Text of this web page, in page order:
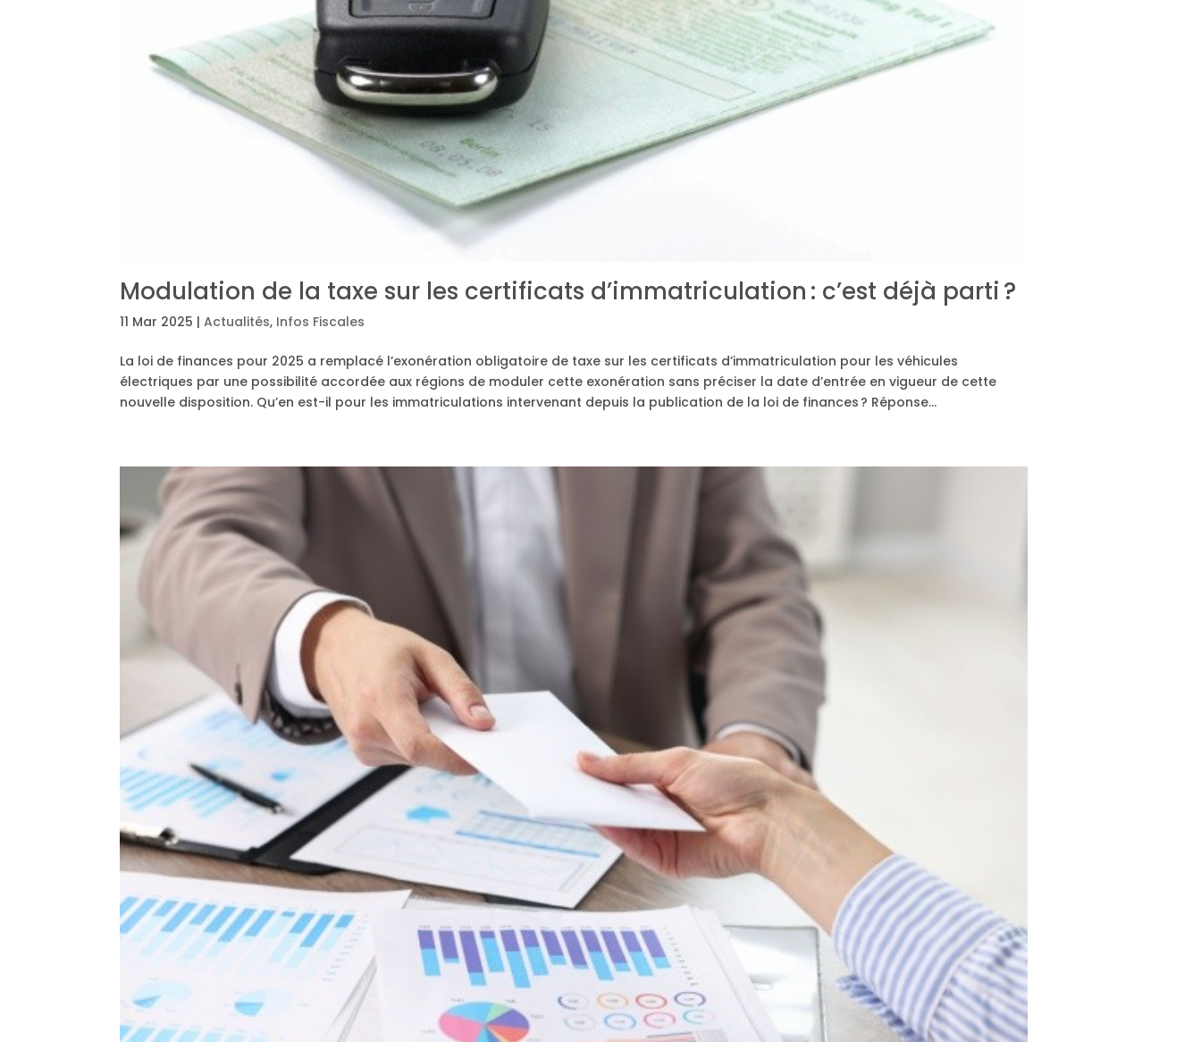
Modulation de la taxe sur les certificats d’immatriculation : c’est déjà parti ?
11 Mar 2025 |Actualités, Infos Fiscales
La loi de finances pour 2025 a remplacé l’exonération obligatoire de taxe sur les certificats d’immatriculation pour les véhicules
électriques par une possibilité accordée aux régions de moduler cette exonération sans préciser la date d’entrée en vigueur de cette
nouvelle disposition. Qu’en est-il pour les immatriculations intervenant depuis la publication de la loi de finances ? Réponse…